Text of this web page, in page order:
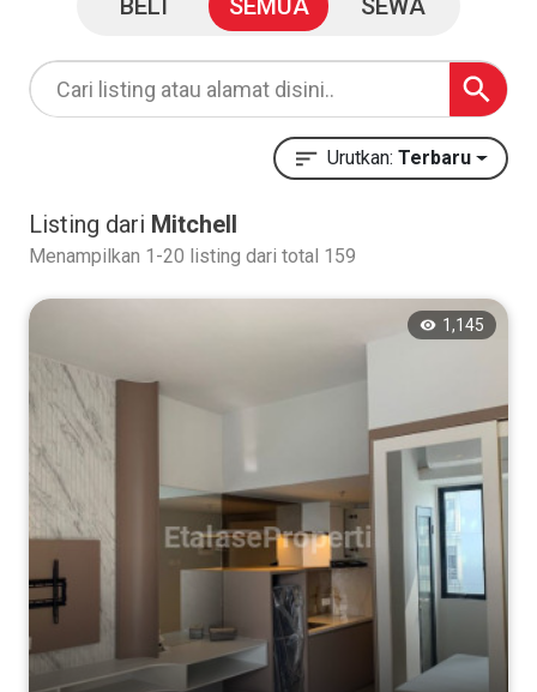
BELI SEMUA SEWA
Urutkan: Terbaru
Listing dari Mitchell
Menampilkan 1-20 listing dari total 159
1,145